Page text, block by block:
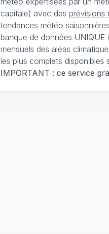
capitale) avec des prévisions
tendances météo saisonnières
banque de données UNIQUE
mensuels des aléas
les plus complets disponibles
IMPORTANT : ce service